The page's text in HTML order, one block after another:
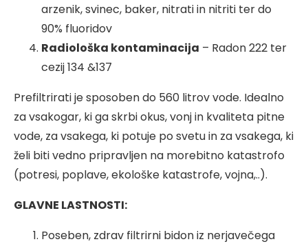
arzenik, svinec, baker, nitrati in nitriti ter do
90% fluoridov
Radiološka kontaminacija – Radon 222 ter
cezij 134 &137
Prefiltrirati je sposoben do 560 litrov vode. Idealno
za vsakogar, ki ga skrbi okus, vonj in kvaliteta pitne
vode, za vsakega, ki potuje po svetu in za vsakega, ki
želi biti vedno pripravljen na morebitno katastrofo
(potresi, poplave, ekološke katastrofe, vojna,..).
GLAVNE LASTNOSTI:
Poseben, zdrav filtrirni bidon iz nerjavečega